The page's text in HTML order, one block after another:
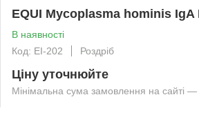
EQUI Mycoplasma hominis IgA
В наявності
Код: EI-202
Роздріб
Ціну уточнюйте
Мінімальна сума замовлення на сайті